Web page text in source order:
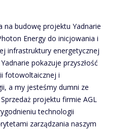
na budowę projektu Yadnarie
Energy do inicjowania i
infrastruktury energetycznej
pokazuje przyszłość
fotowoltaicznej i
a my jesteśmy dumni ze
projektu firmie AGL
technologii
zarządzania naszym